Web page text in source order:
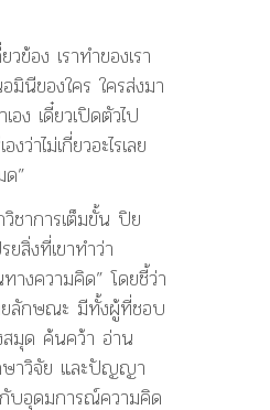
วข้อง เราทำของเรา
มินีของใคร ใครส่งมา
เอง เดี๋ยวเปิดตัวไป
ว่าไม่เกี่ยวอะไรเลย
”
ชาการเต็มขั้น ปิย
สิ่งที่เขาทำว่า
างความคิด” โดยชี้ว่า
กษณะ มีทั้งผู้ที่ชอบ
มุด ค้นคว้า อ่าน
าวิจัย และปัญญา
บอุดมการณ์ความคิด